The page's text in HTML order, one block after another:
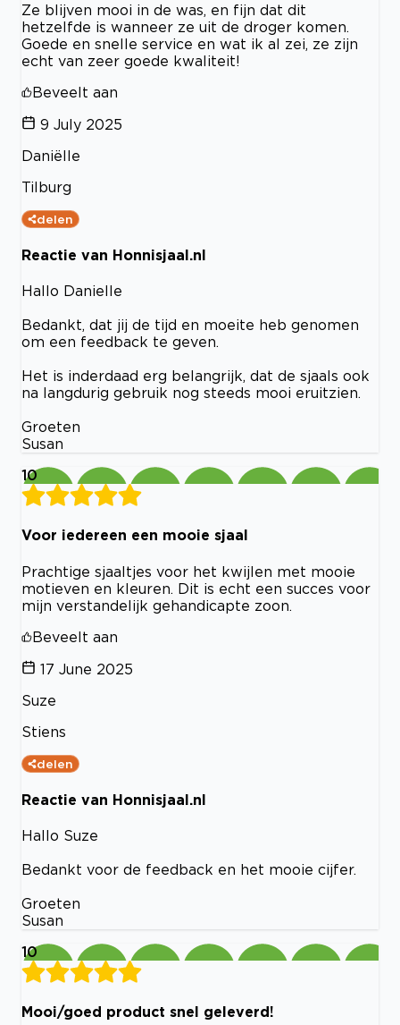
Ze blijven mooi in de was, en fijn dat dit
hetzelfde is wanneer ze uit de droger komen.
Goede en snelle service en wat ik al zei, ze zijn
echt van zeer goede kwaliteit!
Beveelt aan
9 July 2025
Daniëlle
Tilburg
delen
Reactie van Honnisjaal.nl
Hallo Danielle
Bedankt, dat jij de tijd en moeite heb genomen
om een feedback te geven.
Het is inderdaad erg belangrijk, dat de sjaals ook
na langdurig gebruik nog steeds mooi eruitzien.
Groeten
Susan
10
Voor iedereen een mooie sjaal
Prachtige sjaaltjes voor het kwijlen met mooie
motieven en kleuren. Dit is echt een succes voor
mijn verstandelijk gehandicapte zoon.
Beveelt aan
17 June 2025
Suze
Stiens
delen
Reactie van Honnisjaal.nl
Hallo Suze
Bedankt voor de feedback en het mooie cijfer.
Groeten
Susan
10
Mooi/goed product snel geleverd!